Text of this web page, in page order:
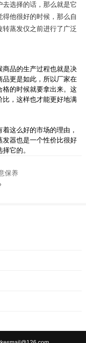
选择的话，那么就是它
他很好的时候，那么自
蒸发仪之前进行了广泛
品的生产过程也就是决
品更是如此，所以厂家在
的时候就要拿出来。这
，这样也才能更好地满
这么好的市场的理由，
器也是一个性价比很好
它的。
保养